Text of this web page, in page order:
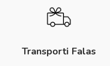
Transporti Falas